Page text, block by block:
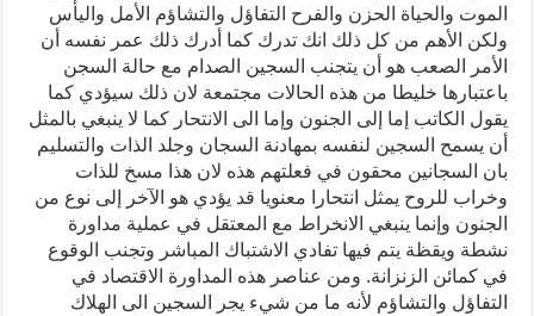
الموت والحياة الحزن والفرح التفاؤل والتشاؤم الأمل واليأس
ولكن الأهم من كل ذلك انك تدرك كما أدرك ذلك عمر نفسه أن
الأمر الصعب هو أن يتجنب السجين الصدام مع حالة السجن
باعتبارها خليطا من هذه الحالات مجتمعة لان ذلك سيؤدي كما
يقول الكاتب إما إلى الجنون وإما الى الانتحار كما لا ينبغي بالمثل
أن يسمح السجين لنفسه بمهادنة السجان وجلد الذات والتسليم
بان السجانين محقون في فعلتهم هذه لان هذا مسخ للذات
وخراب للروح يمثل انتحارا معنويا قد يؤدي هو الآخر إلى نوع من
الجنون وإنما ينبغي الانخراط مع المعتقل في عملية مداورة
نشطة ويقظة يتم فيها تفادي الاشتباك المباشر وتجنب الوقوع
في كمائن الزنزانة. ومن عناصر هذه المداورة الاقتصاد في
التفاؤل والتشاؤم لأنه ما من شيء يجر السجين الى الهلاك